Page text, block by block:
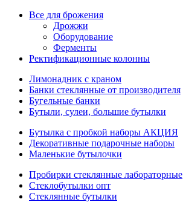
Все для брожения
Дрожжи
Оборудование
Ферменты
Ректификационные колонны
Лимонадник с краном
Банки стеклянные от производителя
Бугельные банки
Бутыли, сулеи, большие бутылки
Бутылка с пробкой наборы АКЦИЯ
Декоративные подарочные наборы
Маленькие бутылочки
Пробирки стеклянные лабораторные
Стеклобутылки опт
Стеклянные бутылки